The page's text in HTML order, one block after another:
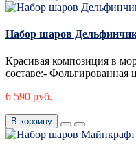
Набор шаров
Красивая композиция в
составе:- Фольгированная
6 590 руб.
В корзину